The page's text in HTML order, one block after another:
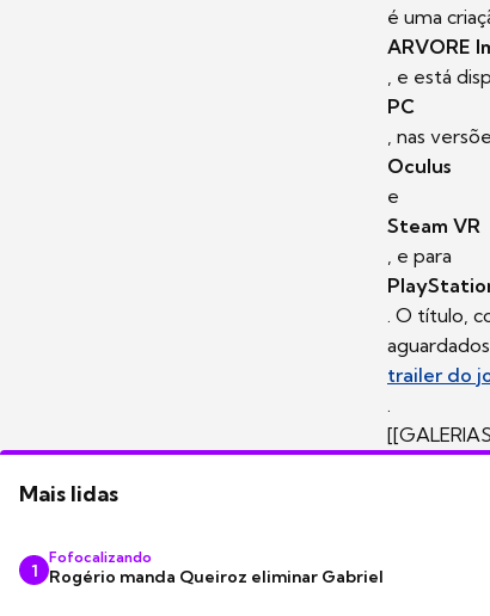
é uma
ARVORE
, e está
PC
, nas
Oculus
e
Steam VR
, e para
. O título,
trailer do
Mais lidas
1
Fofocalizando
Rogério manda Queiroz eliminar Gabriel